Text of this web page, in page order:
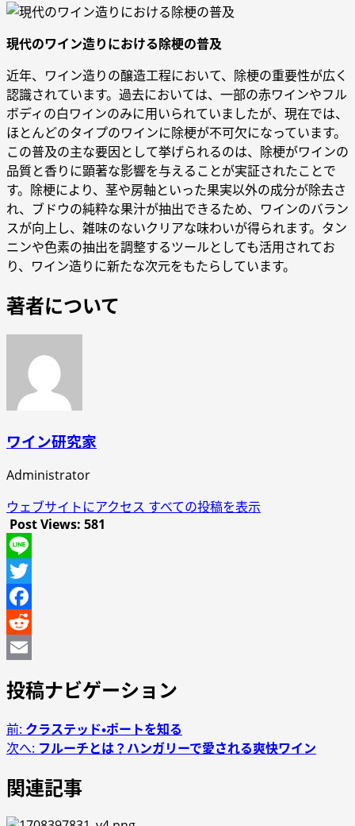
現代のワイン造りにおける除梗の普及
近年、ワイン造りの醸造工程において、除梗の重要性が広く
認識されています。過去においては、一部の赤ワインやフル
ボディの白ワインのみに用いられていましたが、現在では、
ほとんどのタイプのワインに除梗が不可欠になっています。
この普及の主な要因として挙げられるのは、除梗がワインの
品質と香りに顕著な影響を与えることが実証されたことで
す。除梗により、茎や房軸といった果実以外の成分が除去さ
れ、ブドウの純粋な果汁が抽出できるため、ワインのバラン
スが向上し、雑味のないクリアな味わいが得られます。タン
ニンや色素の抽出を調整するツールとしても活用されてお
り、ワイン造りに新たな次元をもたらしています。
著者について
ワイン研究家
Administrator
ウェブサイトにアクセス すべての投稿を表示
Post Views: 581
Line
Twitter
Facebook
Reddit
投稿ナビゲーション
前: クラステッド・ポートを知る
次へ: フルーチとは？ハンガリーで愛される爽快ワイン
関連記事